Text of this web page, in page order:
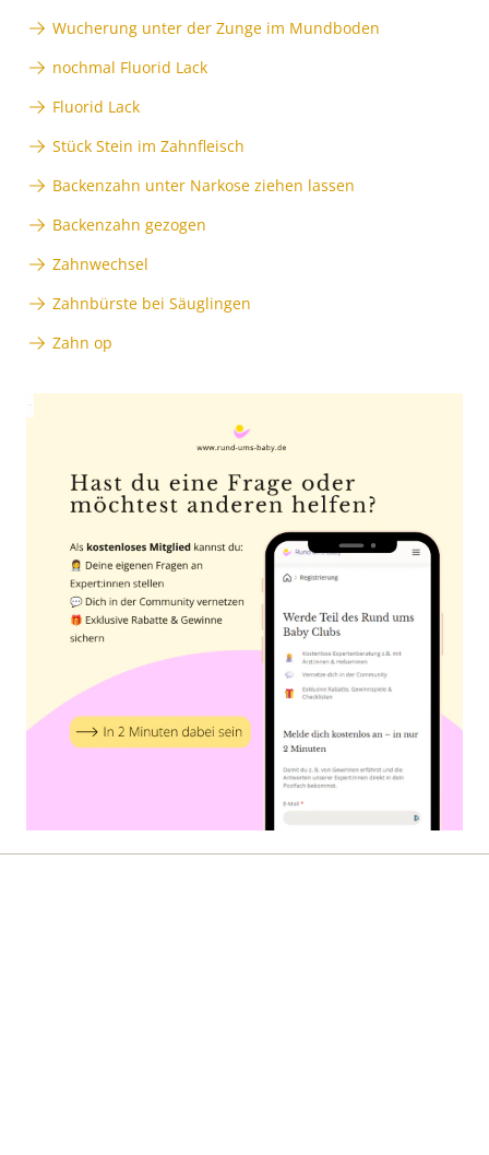
Wucherung unter der Zunge im Mundboden
nochmal Fluorid Lack
Fluorid Lack
Stück Stein im Zahnfleisch
Backenzahn unter Narkose ziehen lassen
Backenzahn gezogen
Zahnwechsel
Zahnbürste bei Säuglingen
Zahn op